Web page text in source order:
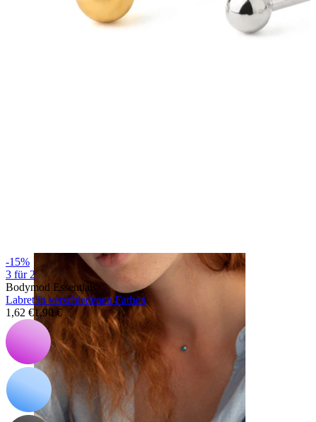
-15%
3 für 2
Bodymod Essentials
Labret in verschiedenen Farben
1,62 €1,90 €